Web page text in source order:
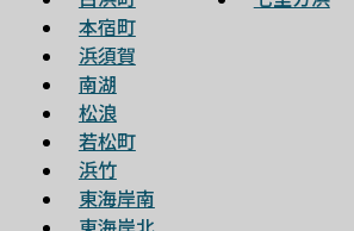
本宿町
浜須賀
南湖
松浪
若松町
浜竹
東海岸南